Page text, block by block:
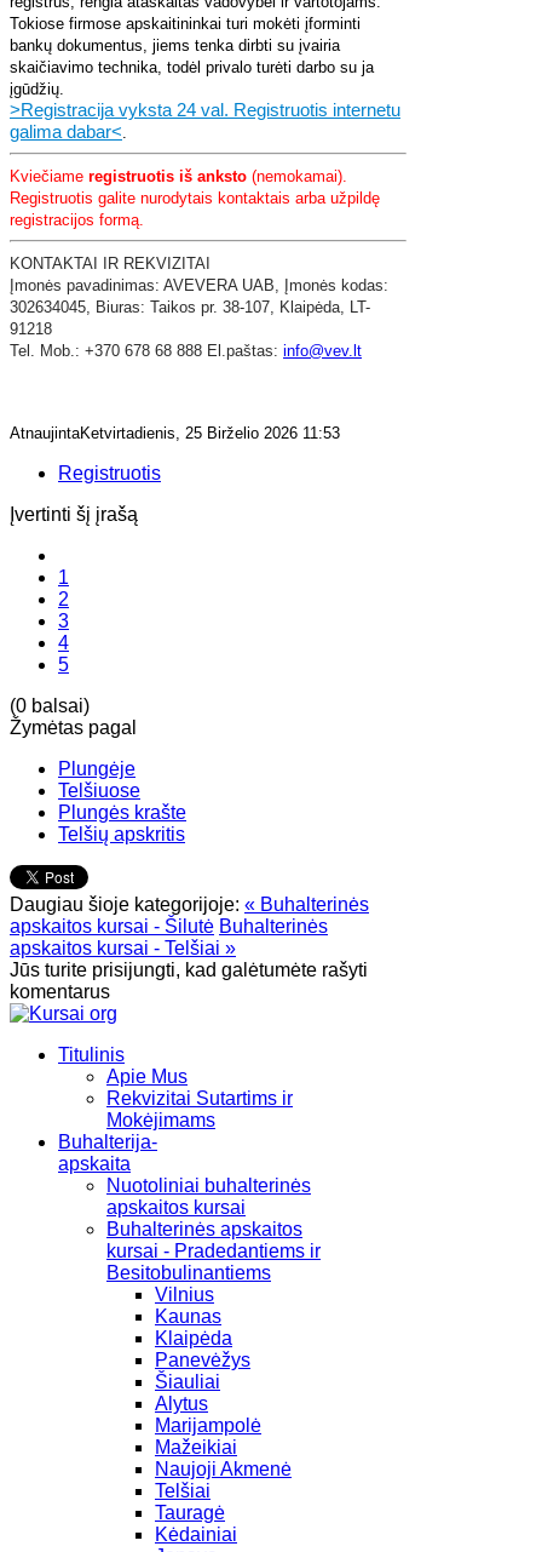
Tokiose firmose apskaitininkai turi mokėti įforminti
bankų dokumentus, jiems tenka dirbti su įvairia
skaičiavimo technika, todėl privalo turėti darbo su ja
įgūdžių.
>Registracija vyksta 24 val. Registruotis internetu
galima dabar<
Kviečiame registruotis iš anksto (nemokamai).
Registruotis galite nurodytais kontaktais arba užpildę
registracijos formą.
KONTAKTAI IR REKVIZITAI
​Įmonės pavadinimas: AVEVERA UAB, Įmonės kodas:
302634045, Biuras: Taikos pr. 38-107, Klaipėda, LT-
91218
Tel. Mob.: +370 678 68 888 El.paštas: info@vev.lt
AtnaujintaKetvirtadienis, 25 Birželio 2026 11:53
Registruotis
Įvertinti šį įrašą
1
2
3
4
5
(0 balsai)
Žymėtas pagal
Plungėje
Telšiuose
Plungės krašte
Telšių apskritis
Daugiau šioje kategorijoje: « Buhalterinės
apskaitos kursai - Šilutė Buhalterinės
apskaitos kursai - Telšiai »
Jūs turite prisijungti, kad galėtumėte rašyti
komentarus
Titulinis
Apie Mus
Rekvizitai Sutartims ir
Mokėjimams
Buhalterija-
apskaita
Nuotoliniai buhalterinės
apskaitos kursai
Buhalterinės apskaitos
kursai - Pradedantiems ir
Besitobulinantiems
Vilnius
Kaunas
Klaipėda
Panevėžys
Šiauliai
Alytus
Marijampolė
Mažeikiai
Naujoji Akmenė
Telšiai
Tauragė
Kėdainiai